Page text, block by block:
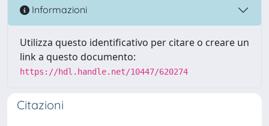
Informazioni
Utilizza questo identificativo per citare o creare un
link a questo documento:
https://hdl.handle.net/10447/620274
Citazioni